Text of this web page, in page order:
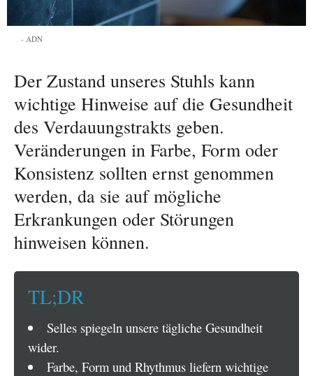
ADN
Der Zustand unseres Stuhls kann
wichtige Hinweise auf die Gesundheit
des Verdauungstrakts geben.
Veränderungen in Farbe, Form oder
Konsistenz sollten ernst genommen
werden, da sie auf mögliche
Erkrankungen oder Störungen
hinweisen können.
TL;DR
Selles spiegeln unsere tägliche Gesundheit
wider.
Farbe, Form und Rhythmus liefern wichtige